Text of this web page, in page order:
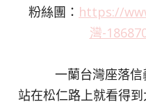
粉絲團： https://
灣-
一蘭台灣座落
站在松仁路上就看得